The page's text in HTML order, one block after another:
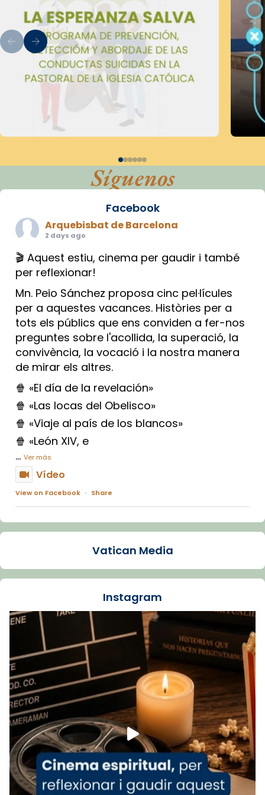
Síguenos
Facebook
Arquebisbat de Barcelona
2 days ago
🎬 Aquest estiu, cinema per gaudir i també
per reflexionar!
Mn. Peio Sánchez proposa cinc pel·lícules
per a aquestes vacances. Històries per a
tots els públics que ens conviden a fer-nos
preguntes sobre l'acollida, la superació, la
convivència, la vocació i la nostra manera
de mirar els altres.
🍿 «El día de la revelación»
🍿 «Las locas del Obelisco»
🍿 «Viaje al país de los blancos»
🍿 «León XIV, e
... Ver más
Vídeo
View on Facebook · Share
Arquebisbat de Barcelona
La Carmina va patir depressió. Fa gairebé
dos mesos, a l'Estadi Lluís Companys, la
Recupera l'entrevista comp
Vatican
tican News 👇
www.vaticannews.va/es/iglesia/news/2026-
07/carmina-historia-depresion-papa-viaje-
espana-testimoni...
Foto
View on Facebook · Share
Arquebisbat de Barcelona
1 week ago
«Avui les santes Juliana i Semproniana ens
Vatican Media
Instagram